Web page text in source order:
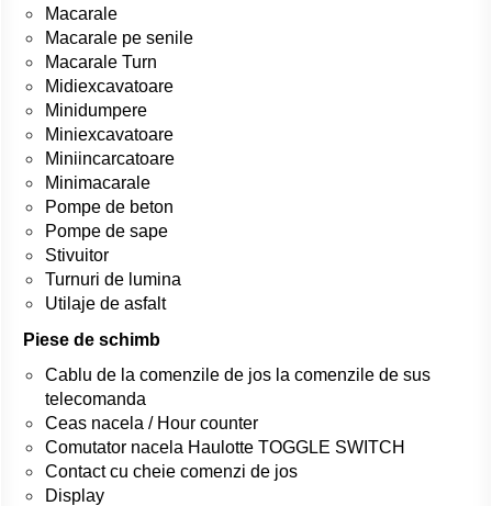
Macarale
Macarale pe senile
Macarale Turn
Midiexcavatoare
Minidumpere
Miniexcavatoare
Miniincarcatoare
Minimacarale
Pompe de beton
Pompe de sape
Stivuitor
Turnuri de lumina
Utilaje de asfalt
Piese de schimb
Cablu de la comenzile de jos la comenzile de sus
telecomanda
Ceas nacela / Hour counter
Comutator nacela Haulotte TOGGLE SWITCH
Contact cu cheie comenzi de jos
Display